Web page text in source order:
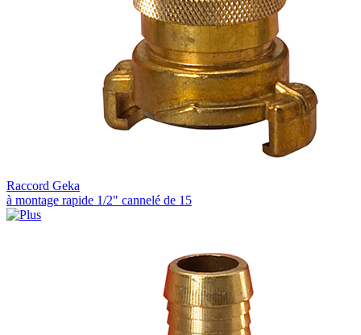
Raccord Geka
à montage rapide 1/2" cannelé de 15